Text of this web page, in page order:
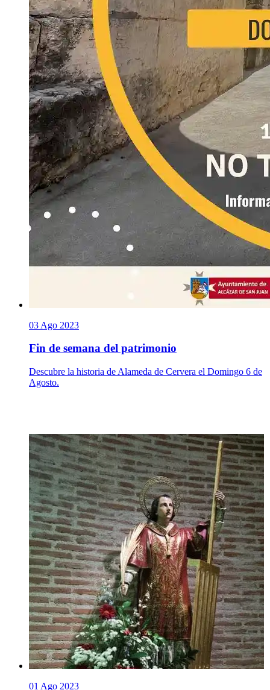
03 Ago 2023
Fin de semana del patrimonio
Descubre la historia de Alameda de Cervera el Domingo 6 de
Agosto.
01 Ago 2023